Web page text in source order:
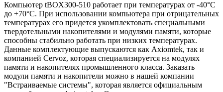
Компьютер tBOX300-510 работает при температурах от -40°C
до +70°C. При использовании компьютера при отрицательных
температурах его придется укомплектовать специальными
твердотельными накопителями и модулями памяти, которые
способны стабильно работать при низких температурах.
Данные комплектующие выпускаются как Axiomtek, так и
компанией Cervoz, которая специализируется на модулях
памяти и накопителях промышленного класса. Заказать
модули памяти и накопители можно в нашей компании
"Встраиваемые системы", которая является официальным